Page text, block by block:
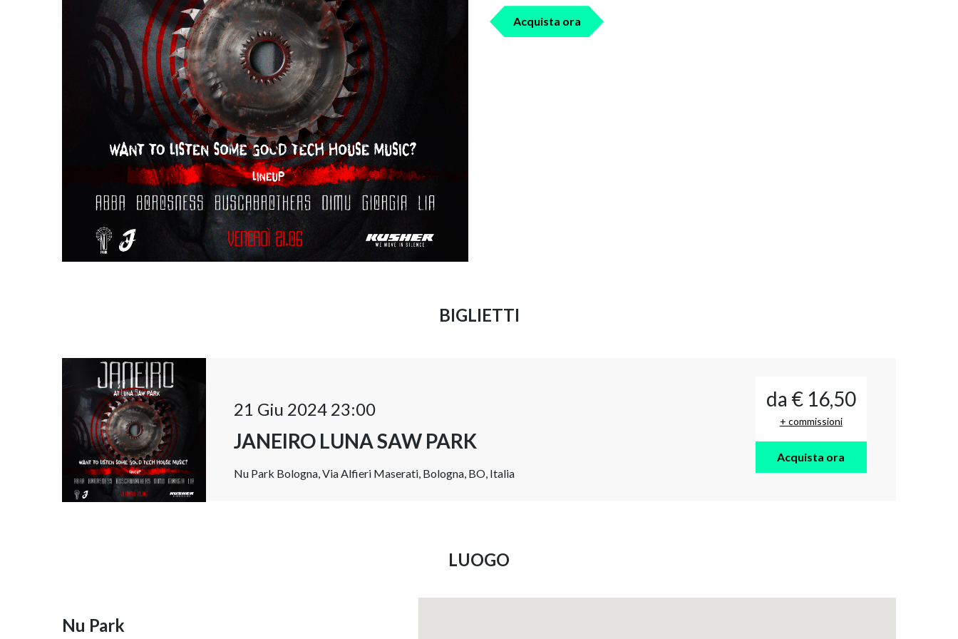
Acquista ora
BIGLIETTI
21 Giu 2024 23:00
JANEIRO LUNA SAW PARK
Nu Park Bologna, Via Alfieri Maserati, Bologna, BO, Italia
da € 16,50
+ commissioni
Acquista ora
LUOGO
Nu Park